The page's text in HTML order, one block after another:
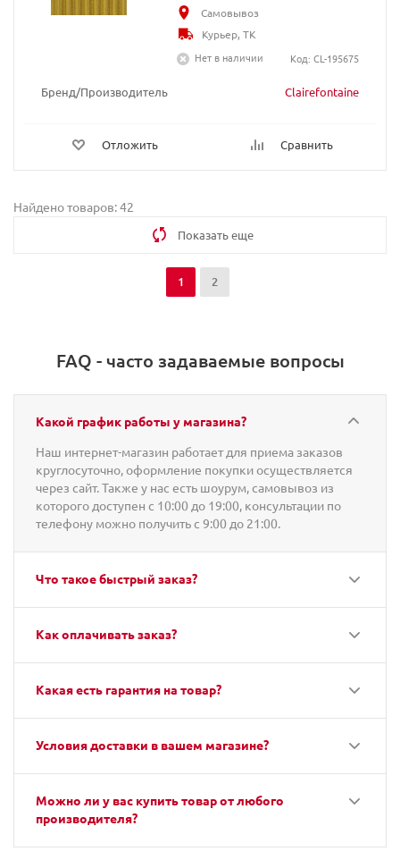
Бренд/Производитель Clairefontaine
Отложить Сравнить
Самовывоз
Курьер, ТК
Нет в наличии
Код: CL-195675
Найдено товаров: 42
Показать еще
1 2
FAQ - часто задаваемые вопросы
Какой график работы у магазина?
Наш интернет-магазин работает для приема заказов
круглосуточно, оформление покупки осуществляется
через сайт. Также у нас есть шоурум, самовывоз из
которого доступен с 10:00 до 19:00, консультации по
телефону можно получить с 9:00 до 21:00.
Что такое быстрый заказ?
Как оплачивать заказ?
Какая есть гарантия на товар?
Условия доставки в вашем магазине?
Можно ли у вас купить товар от любого
производителя?